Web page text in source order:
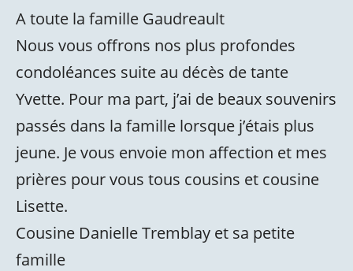
A toute la famille Gaudreault
Nous vous offrons nos plus profondes
condoléances suite au décès de tante
Yvette. Pour ma part, j’ai de beaux souvenirs
passés dans la famille lorsque j’étais plus
jeune. Je vous envoie mon affection et mes
prières pour vous tous cousins et cousine
Lisette.
Cousine Danielle Tremblay et sa petite
famille